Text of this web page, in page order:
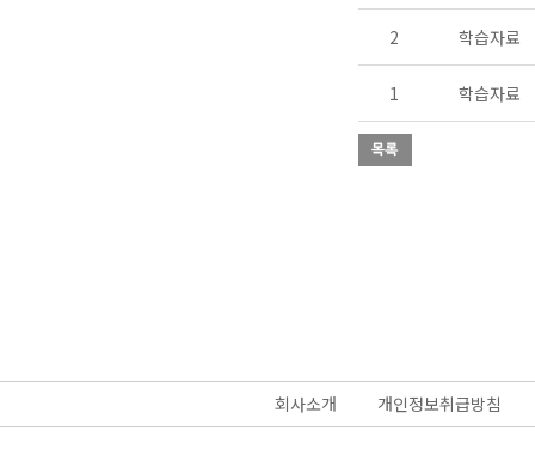
2 학습자료
1 학습자료
회사소개 개인정보취급방침